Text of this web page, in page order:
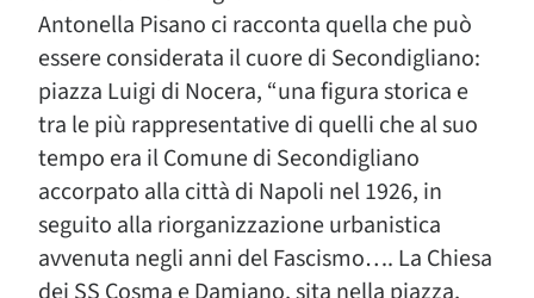
Antonella Pisano ci racconta quella che può
essere considerata il cuore di Secondigliano:
piazza Luigi di Nocera, “una figura storica e
tra le più rappresentative di quelli che al suo
tempo era il Comune di Secondigliano
accorpato alla città di Napoli nel 1926, in
seguito alla riorganizzazione urbanistica
avvenuta negli anni del Fascismo…. La Chiesa